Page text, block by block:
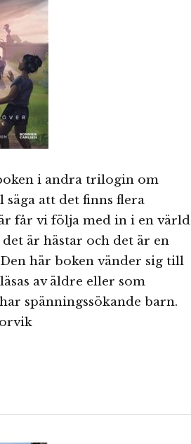
i andra trilogin om
att det finns flera
får vi följa med in i en värld
är hästar och det är en
här boken vänder sig till
av äldre eller som
spänningssökande barn.